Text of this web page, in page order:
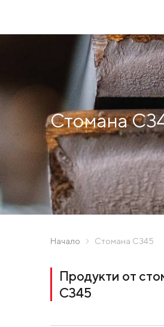
Стомана
Начало Стомана С345
Продукти от
С345